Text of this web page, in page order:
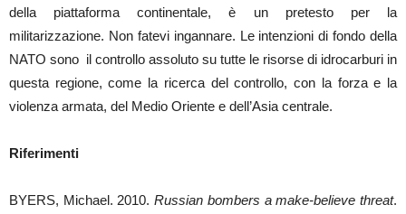
della piattaforma continentale, è un pretesto per la
militarizzazione. Non fatevi ingannare. Le intenzioni di fondo della
NATO sono il controllo assoluto su tutte le risorse di idrocarburi in
questa regione, come la ricerca del controllo, con la forza e la
violenza armata, del Medio Oriente e dell’Asia centrale.
Riferimenti
BYERS, Michael. 2010.Russian bombers a make-believe threat.